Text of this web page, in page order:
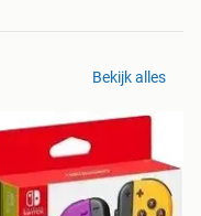
Bekijk alles